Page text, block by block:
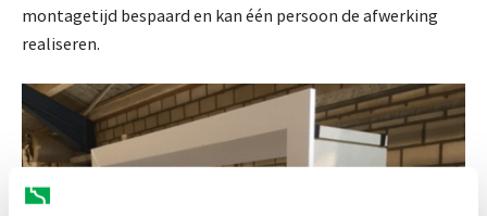
montagetijd bespaard en kan één persoon de afwerking
realiseren.